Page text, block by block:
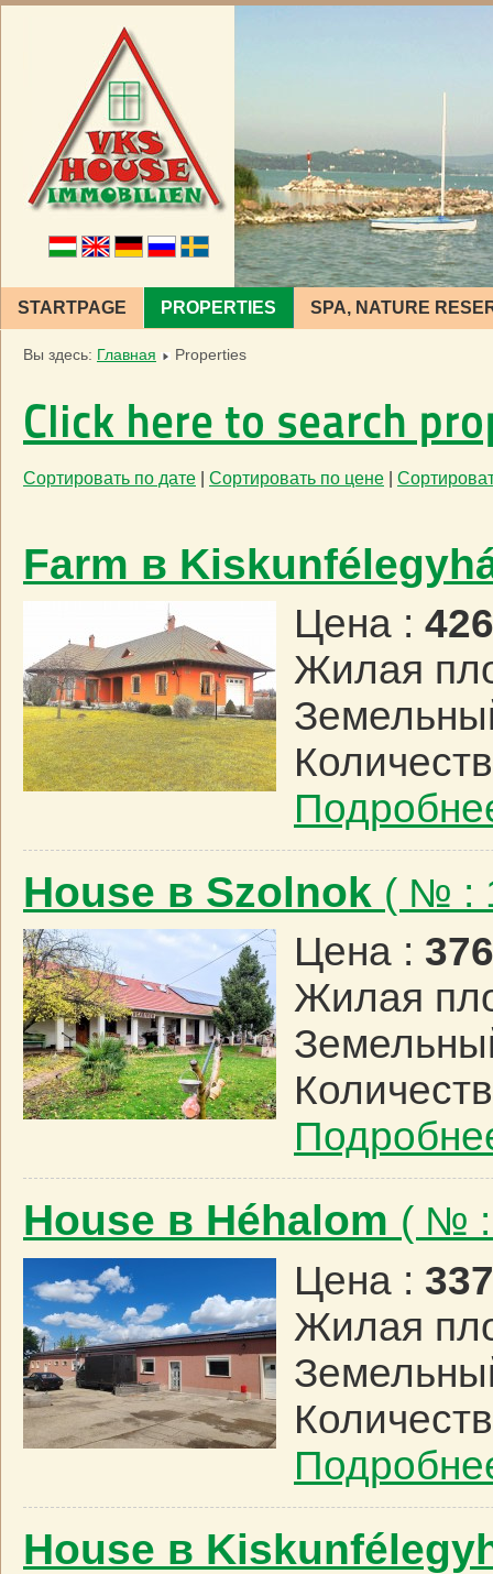
STARTPAGE PROPERTIES SPA, NATURE
Вы здесь: Главная Properties
Click here to search
Сортировать по дате Сортировать по цене
Farm в
Цена :
Жилая
House в Szolnok ( № :
Цена :
Жилая
House в Héhalom ( № :
Цена :
Жилая
House в